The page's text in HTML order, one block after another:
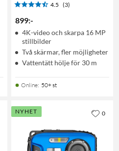
4.5 (3)
899:-
4K-video och skarpa 16 MP
stillbilder
Två skärmar, fler möjligheter
Vattentätt hölje för 30 m
Online: 50+ st
NYHET 0